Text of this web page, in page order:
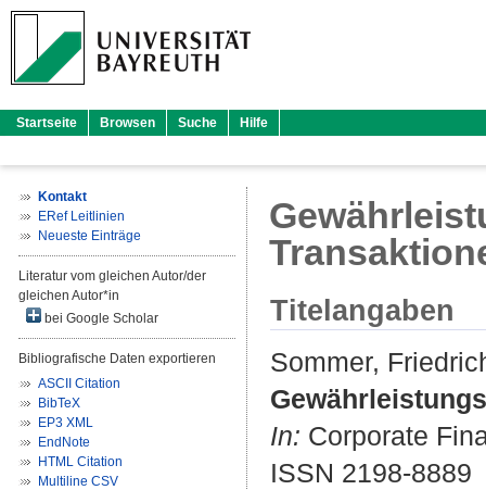
Startseite Browsen Suche Hilfe
Kontakt
ERef Leitlinien
Neueste Einträge
Literatur vom gleichen Autor/der
gleichen Autor*in
bei Google Scholar
Bibliografische Daten exportieren
ASCII Citation
BibTeX
EP3 XML
EndNote
HTML Citation
Multiline CSV
Titelangaben
Sommer,
In: Corporate
ISSN 2198-8889